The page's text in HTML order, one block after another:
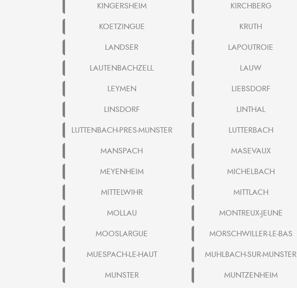
KINGERSHEIM
KIRCHBERG
KOETZINGUE
KRUTH
LANDSER
LAPOUTROIE
LAUTENBACHZELL
LAUW
LEYMEN
LIEBSDORF
LINSDORF
LINTHAL
LUTTENBACH-PRES-MUNSTER
LUTTERBACH
MANSPACH
MASEVAUX
MEYENHEIM
MICHELBACH
MITTELWIHR
MITTLACH
MOLLAU
MONTREUX-JEUNE
MOOSLARGUE
MORSCHWILLER-LE-BAS
MUESPACH-LE-HAUT
MUHLBACH-SUR-MUNSTER
MUNSTER
MUNTZENHEIM